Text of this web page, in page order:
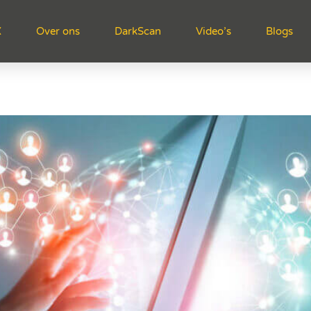
Over ons DarkScan Video’s Blogs